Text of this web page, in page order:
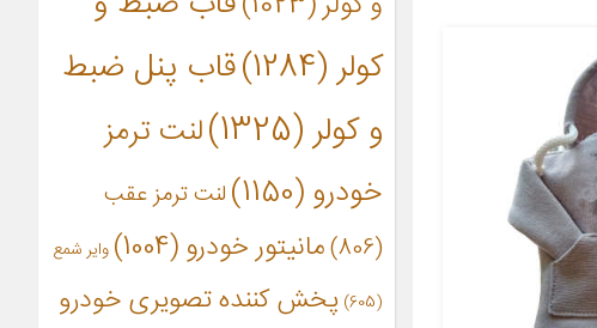
کولر(1284)
قاب پنل ضبط
و کولر(1325)
لنت ترمز
خودرو(1150)
لنت ترمز عقب
(806)
مانیتور خودرو(1004)
وایر شمع
(605)
پخش کننده تصویری خودرو